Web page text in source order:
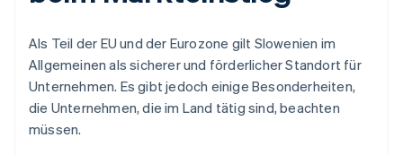
Als Teil der EU und der Eurozone gilt Slowenien im
Allgemeinen als sicherer und förderlicher Standort für
Unternehmen. Es gibt jedoch einige Besonderheiten,
die Unternehmen, die im Land tätig sind, beachten
müssen.